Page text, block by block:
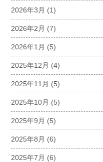
2026年3月 (1)
2026年2月 (7)
2026年1月 (5)
2025年12月 (4)
2025年11月 (5)
2025年10月 (5)
2025年9月 (5)
2025年8月 (6)
2025年7月 (6)